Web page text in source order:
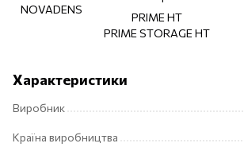
NOVADENS
PRIME HT
PRIME STORAGE HT
Характеристики
Виробник
Країна виробництва